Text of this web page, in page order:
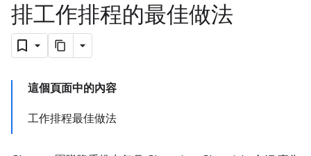
排工作排程的最佳做法
這個頁面中的內容
工作排程最佳做法